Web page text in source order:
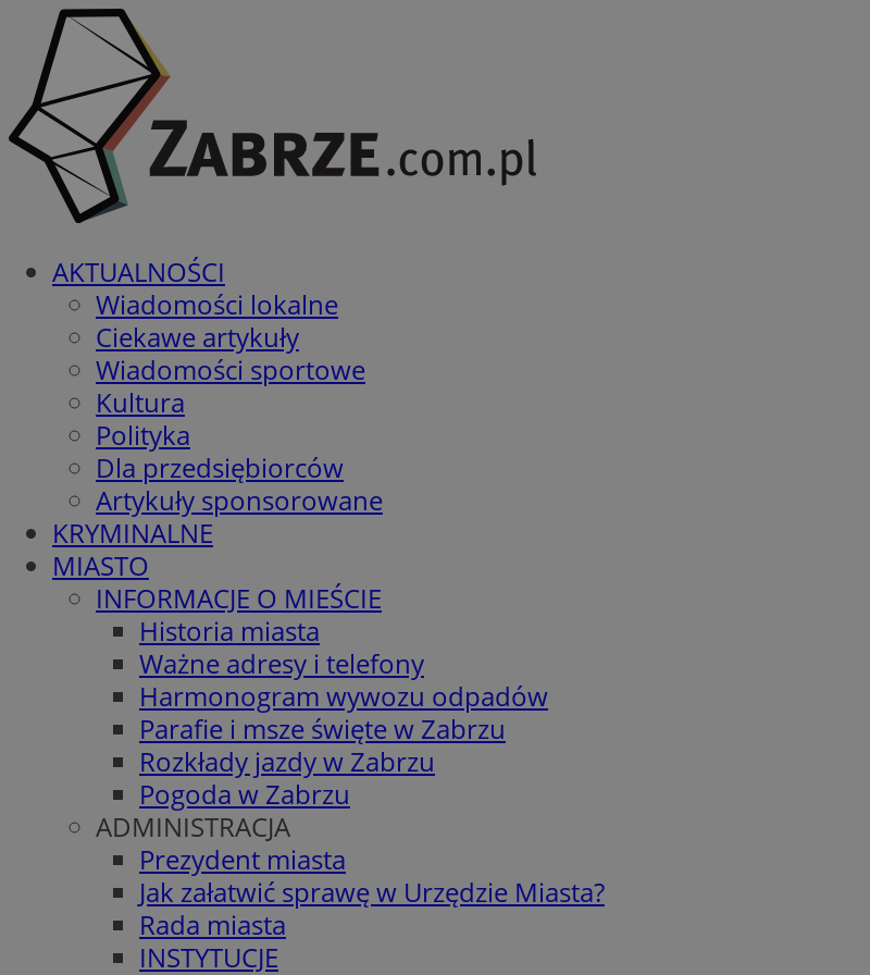
AKTUALNOŚCI
Wiadomości lokalne
Ciekawe artykuły
Wiadomości sportowe
Kultura
Polityka
Dla przedsiębiorców
Artykuły sponsorowane
KRYMINALNE
MIASTO
INFORMACJE O MIEŚCIE
Historia miasta
Ważne adresy i telefony
Harmonogram wywozu odpadów
Parafie i msze święte w Zabrzu
Rozkłady jazdy w Zabrzu
Pogoda w Zabrzu
ADMINISTRACJA
Prezydent miasta
Jak załatwić sprawę w Urzędzie Miasta?
Rada miasta
INSTYTUCJE